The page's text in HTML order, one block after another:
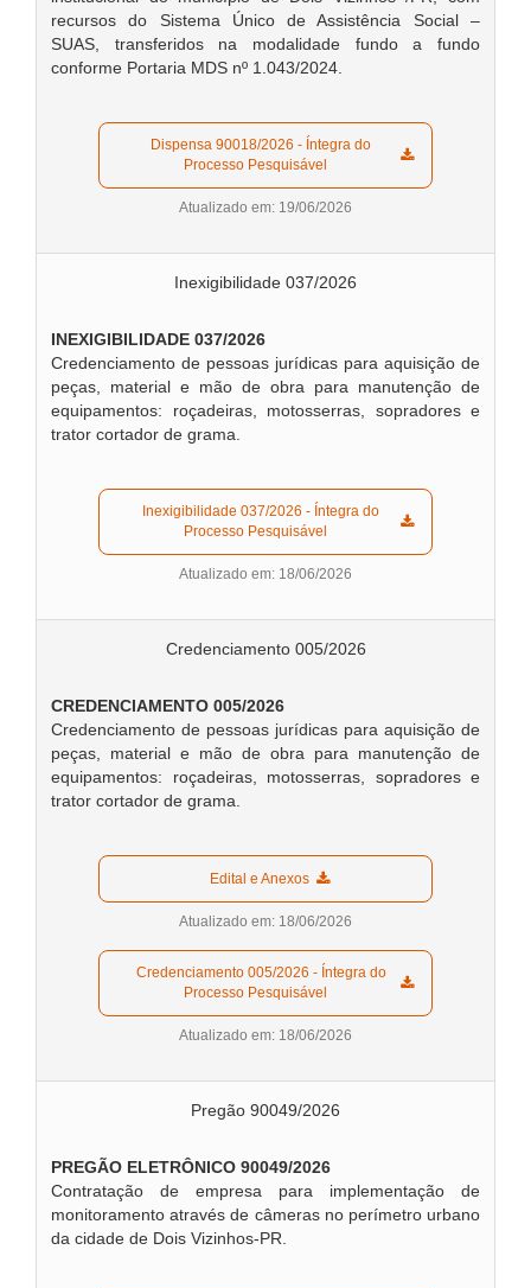
recursos do Sistema Único de Assistência Social –
SUAS, transferidos na modalidade fundo a fundo
conforme Portaria MDS nº 1.043/2024.
Processo Pesquisável
Atualizado em: 19/06/2026
Inexigibilidade 037/2026
INEXIGIBILIDADE 037/2026
Credenciamento de pessoas jurídicas para aquisição de
peças, material e mão de obra para manutenção de
equipamentos: roçadeiras, motosserras, sopradores e
trator cortador de grama.
Processo Pesquisável
Atualizado em: 18/06/2026
Credenciamento 005/2026
CREDENCIAMENTO 005/2026
Credenciamento de pessoas jurídicas para aquisição de
peças, material e mão de obra para manutenção de
equipamentos: roçadeiras, motosserras, sopradores e
trator cortador de grama.
  Edital e Anexos
Atualizado em: 18/06/2026
Processo Pesquisável
Atualizado em: 18/06/2026
Pregão 90049/2026
PREGÃO ELETRÔNICO 90049/2026
Contratação de empresa para implementação de
monitoramento através de câmeras no perímetro urbano
da cidade de Dois Vizinhos-PR.